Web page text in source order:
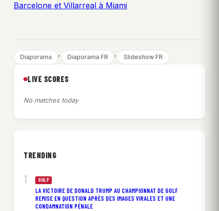
Barcelone et Villarreal à Miami
Diaporama , Diaporama FR , Slideshow FR
LIVE SCORES
No matches today
TRENDING
GOLF
LA VICTOIRE DE DONALD TRUMP AU CHAMPIONNAT DE GOLF
REMISE EN QUESTION APRÈS DES IMAGES VIRALES ET UNE
CONDAMNATION PÉNALE